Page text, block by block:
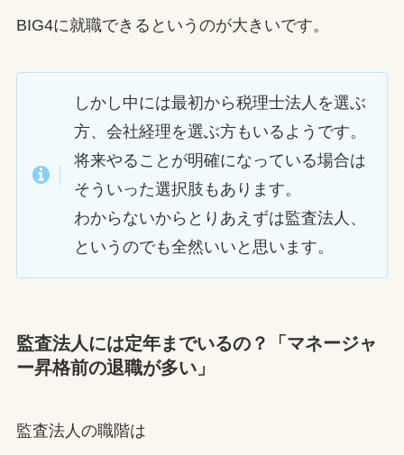
BIG4に就職できるというのが大きいです。
しかし中には最初から税理士法人を選ぶ
方、会社経理を選ぶ方もいるようです。
将来やることが明確になっている場合は
そういった選択肢もあります。
わからないからとりあえずは監査法人、
というのでも全然いいと思います。
監査法人には定年までいるの？「マネージャ
ー昇格前の退職が多い」
監査法人の職階は